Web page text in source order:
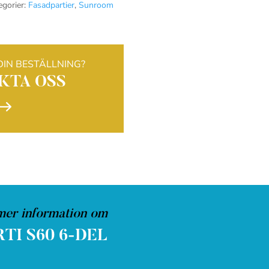
Fasadpartier, Sunroom
BESTÄLLNING?
OSS
information om
S60 6-DEL